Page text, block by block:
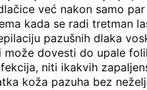
već nakon samo
kada se radi tretman
pazušnih dlaka
dovesti do upale
niti ikakvih
koža pazuha bez